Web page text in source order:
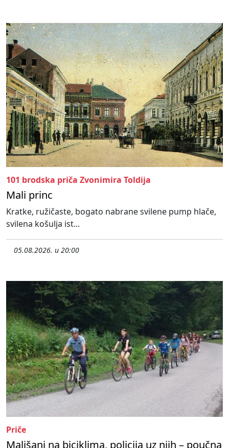
101 brodska priča Zvonimira Toldija
Mali princ
Kratke, ružičaste, bogato nabrane svilene pump hlače,
svilena košulja ist...
05.08.2026. u 20:00
Priče
Mališani na biciklima, policija uz njih – poučna